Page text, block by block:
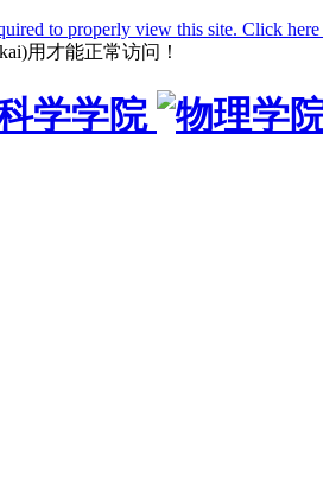
to properly view this site. Click
用才能正常访问！
学学院